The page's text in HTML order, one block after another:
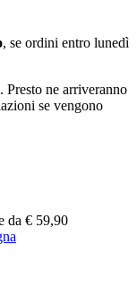
, se ordini entro lunedì
Presto ne arriveranno
se vengono
da € 59,90